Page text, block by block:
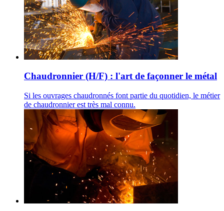
Chaudronnier (H/F) : l'art de façonner le métal
Si les ouvrages chaudronnés font partie du quotidien, le métier
de chaudronnier est très mal connu.